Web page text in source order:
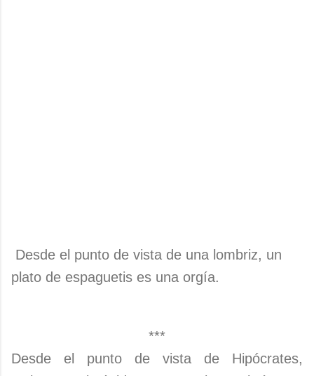
Desde el punto de vista de una lombriz, un
plato de espaguetis es una orgía.
***
Desde el punto de vista de Hipócrates,